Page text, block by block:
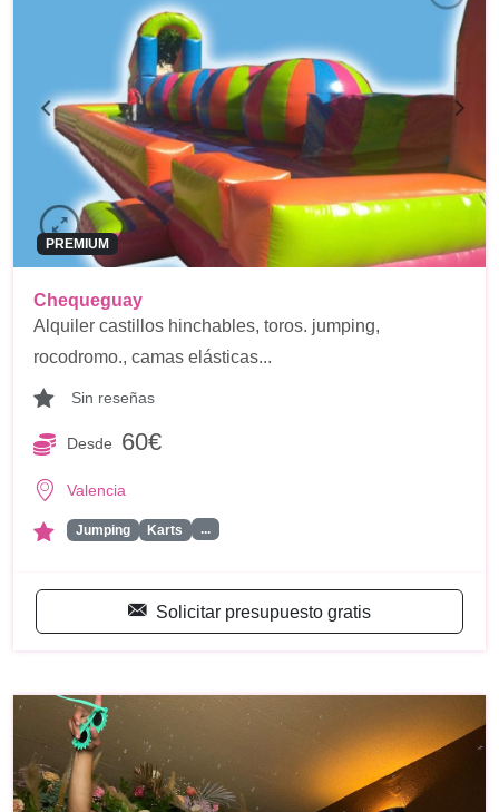
PREMIUM
Chequeguay
Alquiler castillos hinchables, toros. jumping,
rocodromo., camas elásticas...
Sin reseñas
Desde 60€
Valencia
Jumping Karts ...
Solicitar presupuesto gratis